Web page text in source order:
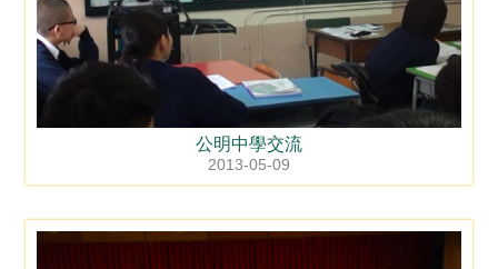
公明中學交流
2013-05-09